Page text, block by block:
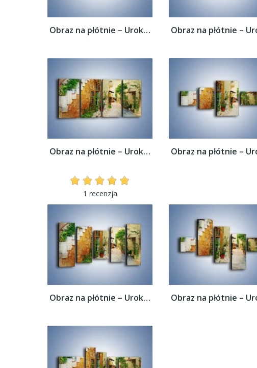
Obraz na płótnie – Urokliwa uliczka w...
Obraz na płótnie – Urokliwa uliczka w...
1 recenzja
Obraz na płótnie – Urokliwa uliczka w...